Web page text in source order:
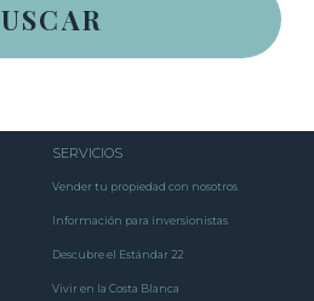
SERVICIOS
Vender tu propiedad con nosotros
Información para inversionistas
Descubre el Estándar 22
Vivir en la Costa Blanca